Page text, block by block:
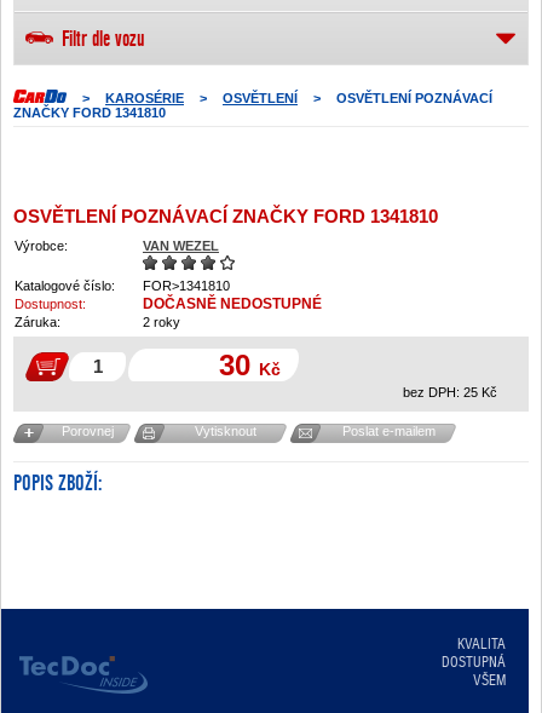
> KAROSÉRIE > OSVĚTLENÍ >
OSVĚTLENÍ POZNÁVACÍ
ZNAČKY FORD 1341810
OSVĚTLENÍ POZNÁVACÍ ZNAČKY FORD 1341810
Výrobce: VAN WEZEL
Katalogové číslo:
FOR>1341810
Dostupnost:
DOČASNĚ NEDOSTUPNÉ
Záruka: 2 roky
30 Kč
bez DPH: 25 Kč
Porovnej Vytisknout Poslat e-mailem
POPIS ZBOŽÍ:
Filtr dle vozu
KVALITA
DOSTUPNÁ
VŠEM